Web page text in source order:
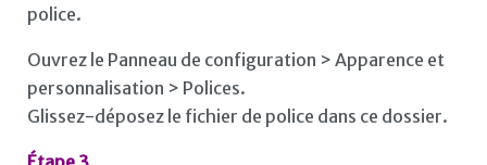
police.
Ouvrez le Panneau de configuration > Apparence et
personnalisation > Polices.
Glissez-déposez le fichier de police dans ce dossier.